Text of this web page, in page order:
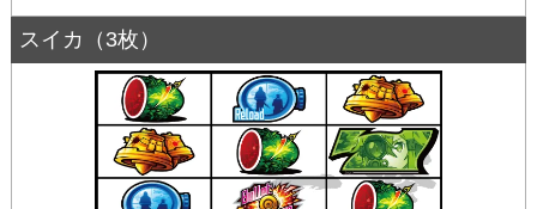
スイカ（3枚）